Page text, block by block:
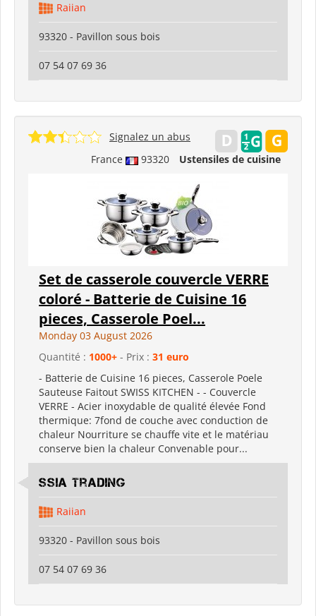
Raiian
93320 - Pavillon sous bois
07 54 07 69 36
France 93320 Ustensiles de cuisine
Signalez un abus
Set de casserole couvercle VERRE
coloré - Batterie de Cuisine 16
pieces, Casserole Poel...
Monday 03 August 2026
Quantité : 1000+ - Prix : 31 euro
- Batterie de Cuisine 16 pieces, Casserole Poele
Sauteuse Faitout SWISS KITCHEN - - Couvercle
VERRE - Acier inoxydable de qualité élevée Fond
thermique: 7fond de couche avec conduction de
chaleur Nourriture se chauffe vite et le matériau
conserve bien la chaleur Convenable pour...
SSIA Trading
Raiian
93320 - Pavillon sous bois
07 54 07 69 36